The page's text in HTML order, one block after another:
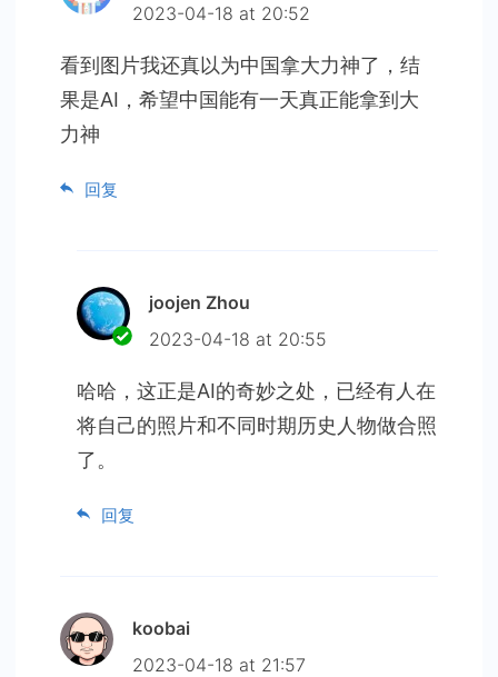
2023-04-18 at 20:52
看到图片我还真以为中国拿大力神了，结
果是AI，希望中国能有一天真正能拿到大
力神
回复
joojen Zhou
2023-04-18 at 20:55
哈哈，这正是AI的奇妙之处，已经有人在
将自己的照片和不同时期历史人物做合照
了。
回复
koobai
2023-04-18 at 21:57